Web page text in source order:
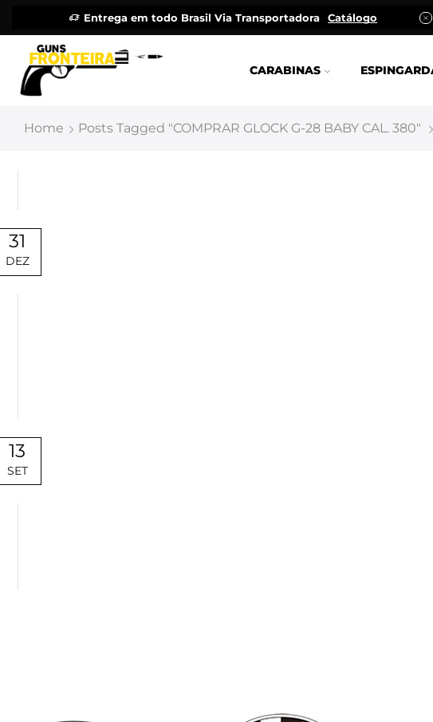
Entrega em todo Brasil Via Transportadora Catálogo
CARABINAS
Home Posts Tagged "COMPRAR GLOCK G-28 BABY CAL. 380"
31
DEZ
13
SET